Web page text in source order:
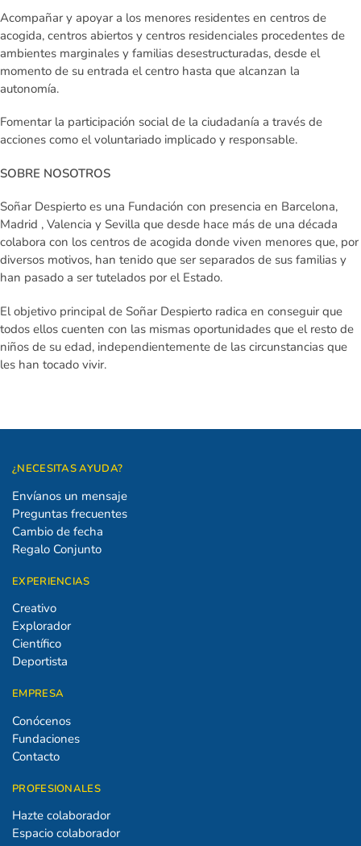
Acompañar y apoyar a los menores residentes en centros de
acogida, centros abiertos y centros residenciales procedentes de
ambientes marginales y familias desestructuradas, desde el
momento de su entrada el centro hasta que alcanzan la
autonomía.
Fomentar la participación social de la ciudadanía a través de
acciones como el voluntariado implicado y responsable.
SOBRE NOSOTROS
Soñar Despierto es una Fundación con presencia en Barcelona,
Madrid , Valencia y Sevilla que desde hace más de una década
colabora con los centros de acogida donde viven menores que, por
diversos motivos, han tenido que ser separados de sus familias y
han pasado a ser tutelados por el Estado.
Elobjetivo principal de Soñar Despierto radica en conseguir que
todos ellos cuenten con las mismas oportunidades que el resto de
niños de su edad, independientemente de las circunstancias que
les han tocado vivir.
¿NECESITAS AYUDA?
Envíanos un mensaje
Preguntas frecuentes
Cambio de fecha
Regalo Conjunto
EXPERIENCIAS
Creativo
Explorador
Científico
Deportista
EMPRESA
Conócenos
Fundaciones
Contacto
PROFESIONALES
Hazte colaborador
Espacio colaborador